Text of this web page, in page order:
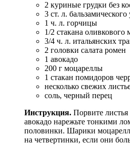
2 куриные грудки без
3 ст. л. бальзамического
1 ч. л. горчицы
1/2 стакана оливкового
3/4 ч. л. итальянских
2 головки салата ромен
1 авокадо
200 г моцареллы
1 стакан помидоров
несколько свежих
соль, черный перец
Инструкция. Порвите листья
авокадо нарежьте тонкими
половинки. Шарики
на четвертинки, если они